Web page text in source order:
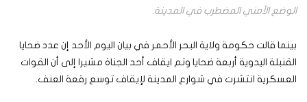
الوضع الأمني المضطرب في المدينة.
بينما قالت حكومة ولاية البحر الأحمر في بيان اليوم الأحد إن عدد ضحايا
القنبلة اليدوية أربعة ضحايا وتم ايقاف أحد الجناة مشيرا إلى أن القوات
العسكرية انتشرت في شوارع المدينة لإيقاف توسع رقعة العنف.